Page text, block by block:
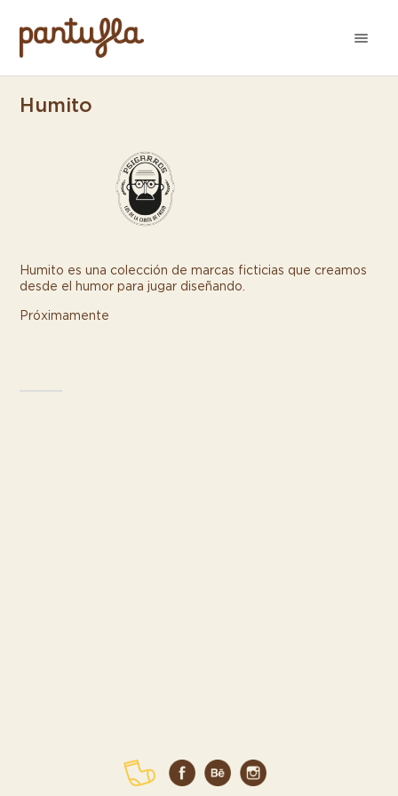
Humito
Humito es una colección de marcas ficticias que creamos
desde el humor para jugar diseñando.
Próximamente